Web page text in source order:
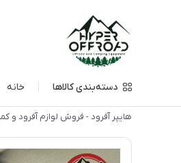
دسته‌بندی کالاها خانه
هایپر آفرود - فروش لوازم آفرود و